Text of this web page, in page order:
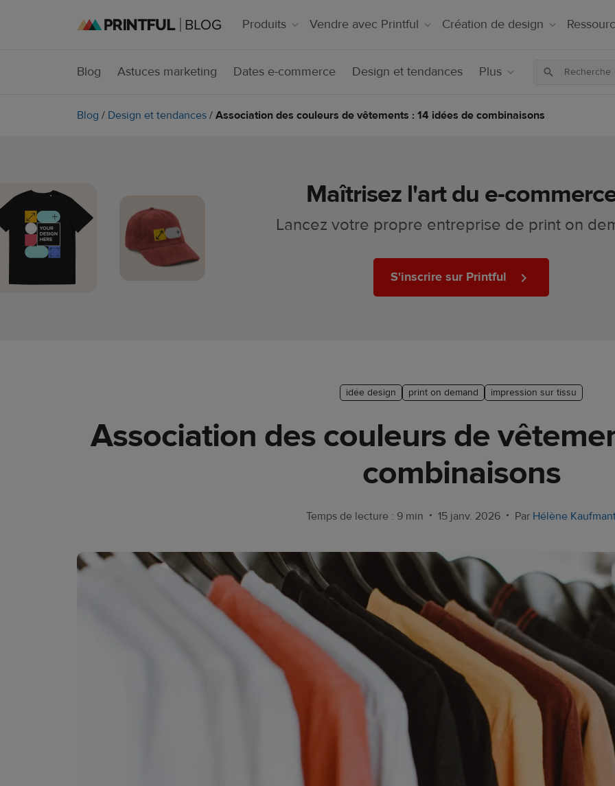
Produits Vendre avec Printful Création de design
Blog Astuces marketing Dates e-commerce Design et tendances Plus
Blog / Design et tendances / Association des couleurs de vêtements : 14 idées de combinaisons
Maîtrisez l'art du e-
Lancez votre propre entreprise de print on
S'inscrire sur Printful
idée design print on demand impression sur tissu
Association des couleurs de
combinaisons
Temps de lecture : 9 min • 15 janv. 2026 • Par Hélène